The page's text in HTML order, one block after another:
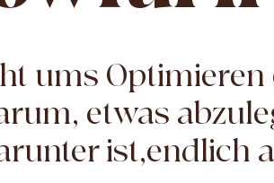
ums Optimieren
etwas
ist,endlich